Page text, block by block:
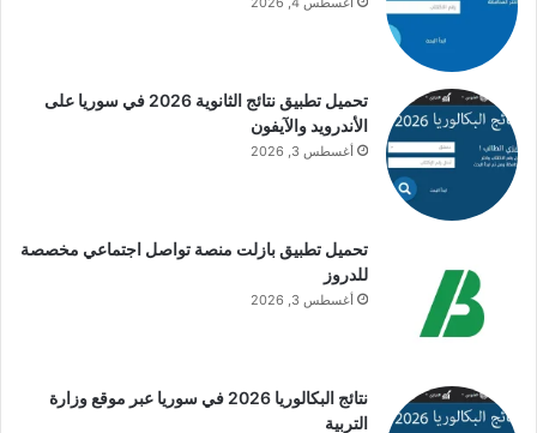
تحميل تطبيق نتائج الثانوية 2026 في سوريا على
الأندرويد والآيفون
أغسطس 3, 2026
تحميل تطبيق بازلت منصة تواصل اجتماعي مخصصة
للدروز
أغسطس 3, 2026
نتائج البكالوريا 2026 في سوريا عبر موقع وزارة
التربية